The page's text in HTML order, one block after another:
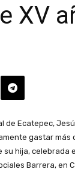
XV
de Ecatepec,
gastar más
su hija, celebrada
Barrera, en